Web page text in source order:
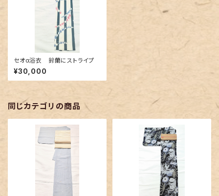
セオα浴衣 鈴蘭にストライプ
¥30,000
同じカテゴリの商品